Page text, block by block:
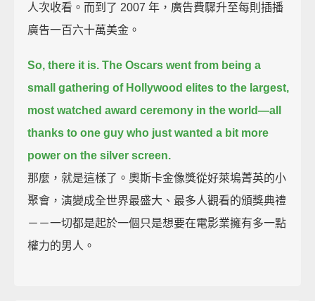
人次收看。而到了 2007 年，廣告費驟升至每則插播
廣告一百六十萬美金。
So, there it is. The Oscars went from being a
small gathering of Hollywood elites to the largest,
most watched award ceremony in the world—all
thanks to one guy who just wanted a bit more
power on the silver screen.
那麼，就是這樣了。奧斯卡金像獎從好萊塢菁英的小
聚會，演變成全世界最盛大、最多人觀看的頒獎典禮
－－一切都是起於一個只是想要在電影業擁有多一點
權力的男人。